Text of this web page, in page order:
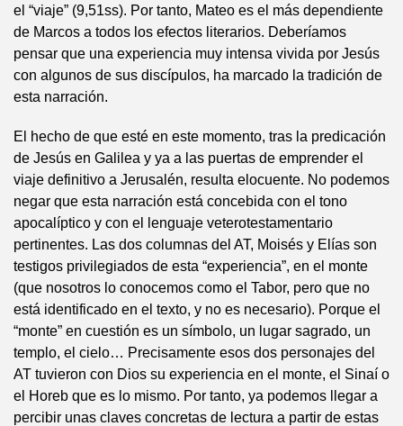
el “viaje” (9,51ss). Por tanto, Mateo es el más dependiente
de Marcos a todos los efectos literarios. Deberíamos
pensar que una experiencia muy intensa vivida por Jesús
con algunos de sus discípulos, ha marcado la tradición de
esta narración.
El hecho de que esté en este momento, tras la predicación
de Jesús en Galilea y ya a las puertas de emprender el
viaje definitivo a Jerusalén, resulta elocuente. No podemos
negar que esta narración está concebida con el tono
apocalíptico y con el lenguaje veterotestamentario
pertinentes. Las dos columnas del AT, Moisés y Elías son
testigos privilegiados de esta “experiencia”, en el monte
(que nosotros lo conocemos como el Tabor, pero que no
está identificado en el texto, y no es necesario). Porque el
“monte” en cuestión es un símbolo, un lugar sagrado, un
templo, el cielo… Precisamente esos dos personajes del
AT tuvieron con Dios su experiencia en el monte, el Sinaí o
el Horeb que es lo mismo. Por tanto, ya podemos llegar a
percibir unas claves concretas de lectura a partir de estas